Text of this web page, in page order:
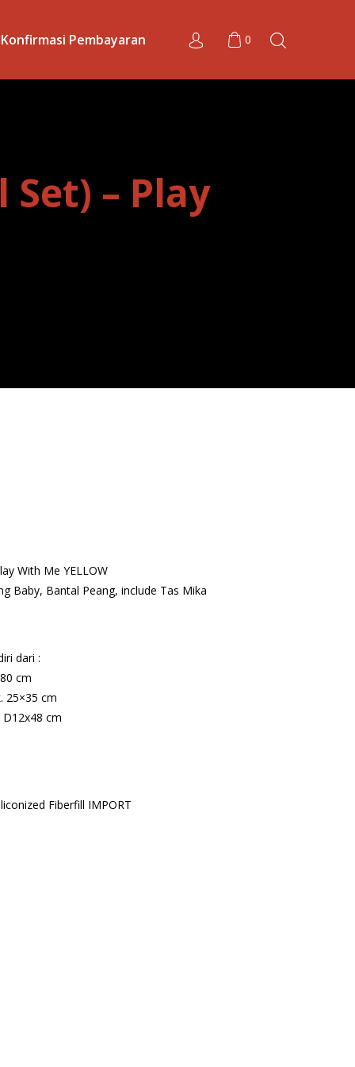
Konfirmasi Pembayaran 0
– Play
With Me YELLOW
Baby, Bantal Peang, include Tas Mika
dari :
cm
25×35 cm
D12x48 cm
Fiberfill IMPORT